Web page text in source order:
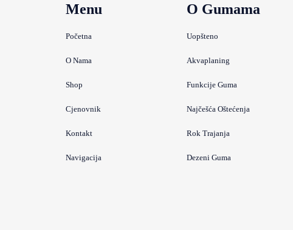
Menu
Početna
O Nama
Shop
Cjenovnik
Kontakt
Navigacija
O Gumama
Uopšteno
Akvaplaning
Funkcije Guma
Najčešća Oštećenja
Rok Trajanja
Dezeni Guma